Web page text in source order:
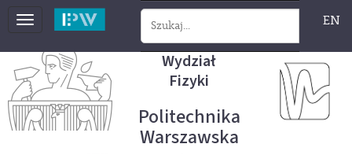
Toggle
EN
Wydział
Fizyki
Politechnika
Warszawska